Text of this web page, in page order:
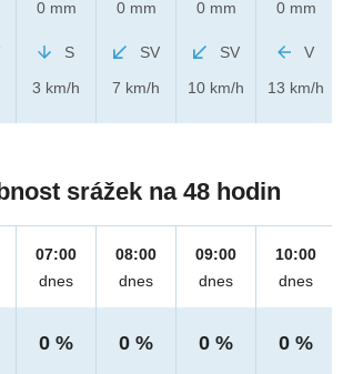
0 mm
S
3 km/h
0 mm
SV
7 km/h
0 mm
SV
10 km/h
0 mm
V
13 km/h
srážek na 48 hodin
07:00
dnes
0 %
08:00
dnes
0 %
09:00
dnes
0 %
10:00
dnes
0 %